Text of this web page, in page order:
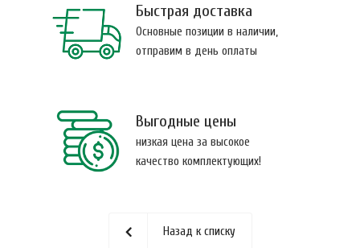
Быстрая доставка
Основные позиции в наличии,
отправим в день оплаты
Выгодные цены
низкая цена за высокое
качество комплектующих!
Назад к списку